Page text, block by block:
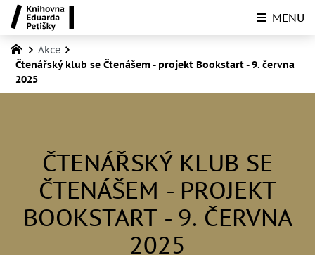
Akce
Čtenářský klub se Čtenášem - projekt Bookstart - 9. června
2025
ČTENÁŘSKÝ KLUB SE
ČTENÁŠEM - PROJEKT
BOOKSTART - 9. ČERVNA
2025
MENU